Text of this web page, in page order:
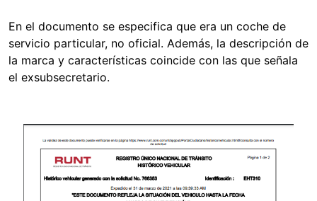
En el documento se especifica que era un coche de
servicio particular, no oficial. Además, la descripción de
la marca y características coincide con las que señala
el exsubsecretario.